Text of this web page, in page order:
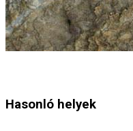
Hasonló helyek